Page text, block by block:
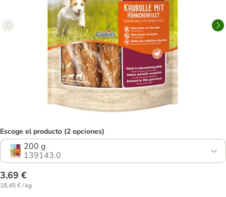
Escoge el producto (2 opciones)
200 g
139143.0
3,69 €
18,45 € / kg